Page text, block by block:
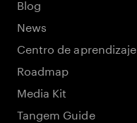
Blog
News
Centro de aprendizaje
Roadmap
Media Kit
Tangem Guide